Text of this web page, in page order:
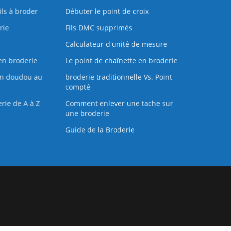
à broder
Débuter le point de croix
Fils DMC supprimés
Calculateur d'unité de mesure
broderie
Le point de chaînette en broderie
doudou au
broderie traditionnelle Vs. Point
compté
de A à Z
Comment enlever une tache sur
une broderie
Guide de la Broderie